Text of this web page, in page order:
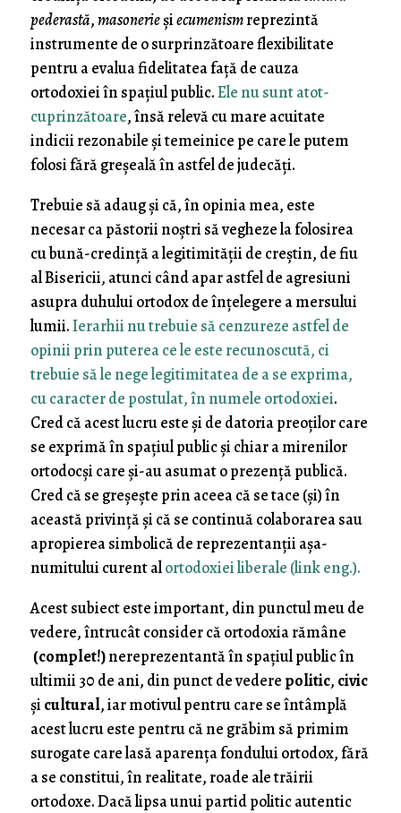
pederastă,masonerieşiecumenismreprezintă
instrumente de o surprinzătoare flexibilitate
pentru a evalua fidelitatea faţă de cauza
ortodoxiei în spaţiul public.Ele nu sunt atot-
cuprinzătoare, însă relevă cu mare acuitate
indicii rezonabile şi temeinice pe care le putem
folosi fără greşeală în astfel de judecăţi.
Trebuie să adaug şi că, în opinia mea, este
necesar ca păstorii noştri să vegheze la folosirea
cu bună-credinţă a legitimităţii de creştin, de fiu
al Bisericii, atunci când apar astfel de agresiuni
asupra duhului ortodox de înţelegere a mersului
lumii.Ierarhii nu trebuie să cenzureze astfel de
opinii prin puterea ce le este recunoscută, ci
trebuie să le nege legitimitatea de a se exprima,
cu caracter de postulat, în numele ortodoxiei.
Cred că acest lucru este şi de datoria preoţilor care
se exprimă în spaţiul public şi chiar a mirenilor
ortodocşi care şi-au asumat o prezenţă publică.
Cred că se greşeşte prin aceea că se tace (şi) în
această privinţă şi că se continuă colaborarea sau
apropierea simbolică de reprezentanţii aşa-
numitului curent alortodoxiei liberale (link eng.).
Acest subiect este important, din punctul meu de
vedere, întrucât consider că ortodoxia rămâne
(complet!)nereprezentantă în spaţiul public în
ultimii 30 de ani, din punct de vedere politic, civic
şi cultural, iar motivul pentru care se întâmplă
acest lucru este pentru că ne grăbim să primim
surogate care lasă aparenţa fondului ortodox, fără
a se constitui, în realitate, roade ale trăirii
ortodoxe. Dacă lipsa unui partid politic autentic